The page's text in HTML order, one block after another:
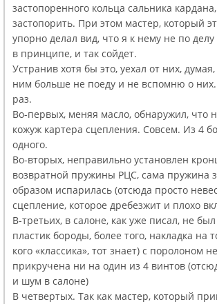
застопоренного кольца сальника
застопорить. При этом мастер, который
упорно делал вид, что я к нему не по
в принципе, и так сойдет.
Устранив хотя бы это, уехал от них,
ним больше не поеду и не вспомню о
раз.
Во-первых, меняя масло, обнаружил, что
кожуж картера сцепления. Совсем. Из 4
одного.
Во-вторых, неправильно установлен
возвратной пружины РЦС, сама пружина
образом испарилась (отсюда просто
сцепление, которое дребезжит и плохо
В-третьих, в салоне, как уже писал, не
пластик бороды, более того, накладка на
кого «классика», тот знает) с поролоном
прикручена ни на один из 4 винтов
и шум в салоне)
В четвертых. Так как мастер, который